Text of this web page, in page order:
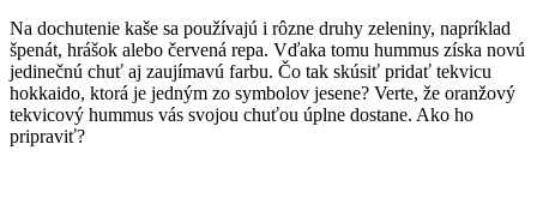
Na dochutenie kaše sa používajú i rôzne druhy zeleniny, napríklad
špenát, hrášok alebo červená repa. Vďaka tomu hummus získa novú
jedinečnú chuť aj zaujímavú farbu. Čo tak skúsiť pridať tekvicu
hokkaido, ktorá je jedným zo symbolov jesene? Verte, že oranžový
tekvicový hummus vás svojou chuťou úplne dostane. Ako ho
pripraviť?